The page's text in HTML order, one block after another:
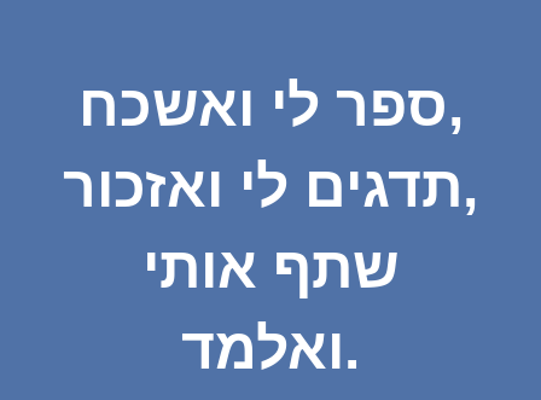
ספר לי ואשכח,
תדגים לי ואזכור,
שתף אותי
ואלמד.